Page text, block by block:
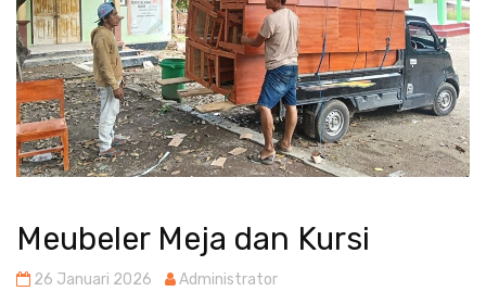
Meubeler Meja dan Kursi
26 Januari 2026 Administrator